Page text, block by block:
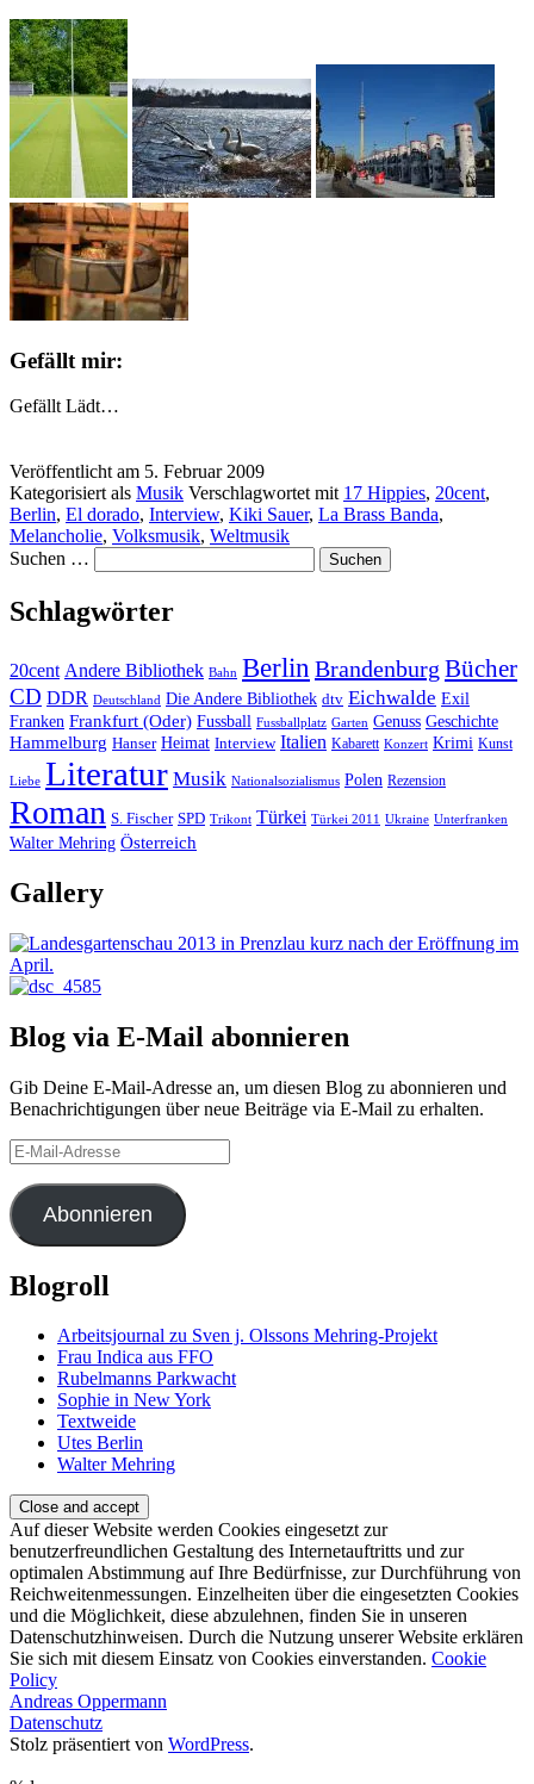
Gefällt mir:
Gefällt Lädt…
Veröffentlicht am 5. Februar 2009
Kategorisiert als Musik Verschlagwortet mit 17 Hippies, 20cent,
Berlin, El dorado, Interview, Kiki Sauer, La Brass Banda,
Melancholie, Volksmusik, Weltmusik
Suchen …
Schlagwörter
20cent Andere Bibliothek Bahn Berlin Brandenburg Bücher
CD DDR Deutschland Die Andere Bibliothek dtv Eichwalde Exil
Franken Frankfurt (Oder) Fussball Fussballplatz Garten Genuss Geschichte
Hammelburg Hanser Heimat Interview Italien Kabarett Konzert Krimi Kunst
Liebe Literatur Musik Nationalsozialismus Polen Rezension
Roman S. Fischer SPD Trikont Türkei Türkei 2011 Ukraine Unterfranken
Walter Mehring Österreich
Gallery
Blog via E-Mail abonnieren
Gib Deine E-Mail-Adresse an, um diesen Blog zu abonnieren und
Benachrichtigungen über neue Beiträge via E-Mail zu erhalten.
E-
Mail-
Adresse
Abonnieren
Blogroll
Arbeitsjournal zu Sven j. Olssons Mehring-Projekt
Frau Indica aus FFO
Rubelmanns Parkwacht
Sophie in New York
Textweide
Utes Berlin
Walter Mehring
Auf dieser Website werden Cookies eingesetzt zur
benutzerfreundlichen Gestaltung des Internetauftritts und zur
optimalen Abstimmung auf Ihre Bedürfnisse, zur Durchführung von
Reichweitenmessungen. Einzelheiten über die eingesetzten Cookies
und die Möglichkeit, diese abzulehnen, finden Sie in unseren
Datenschutzhinweisen. Durch die Nutzung unserer Website erklären
Sie sich mit diesem Einsatz von Cookies einverstanden. Cookie
Policy
Andreas Oppermann
Datenschutz
Stolz präsentiert von WordPress.